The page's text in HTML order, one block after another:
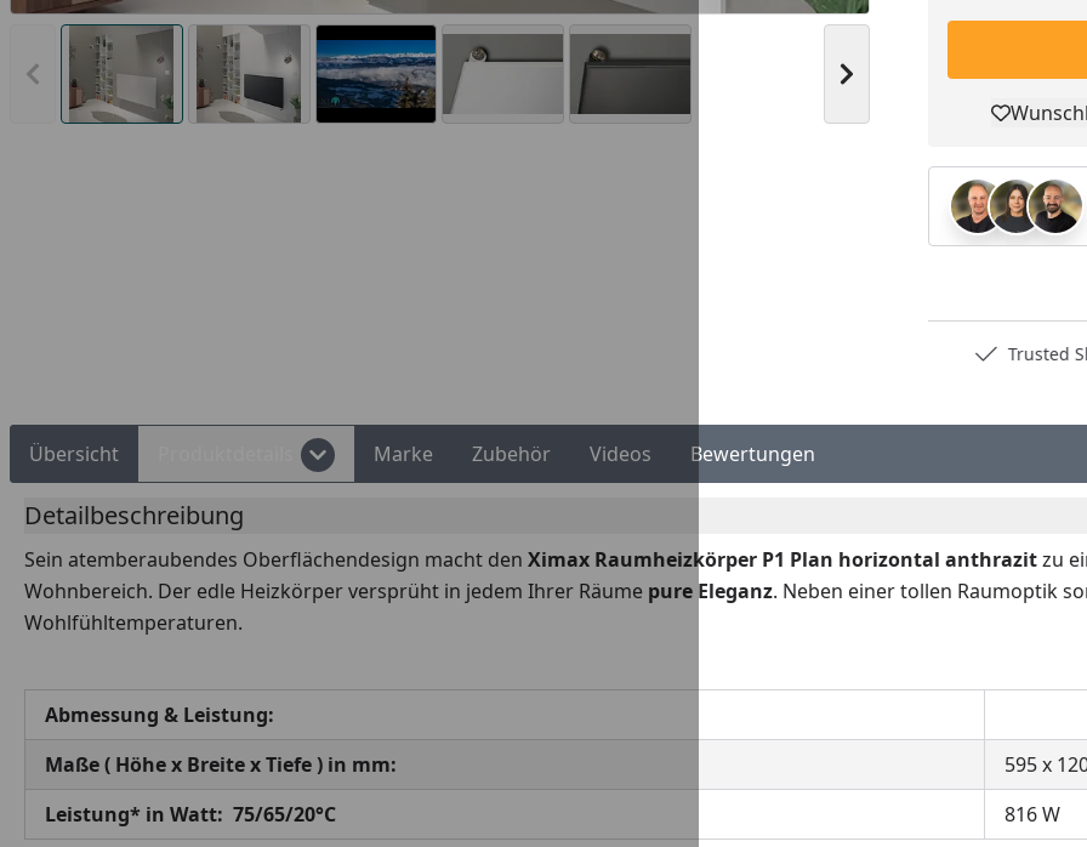
Vorheriges Bild anzeigen Nächstes Bild anzeigen
Trusted
Übersicht Marke Zubehör Videos Bewertungen
Detailbeschreibung
Sein atemberaubendes Oberflächendesign macht den Ximax Raumheizkörper P1 Plan horizontal anthrazitzu
Wohnbereich. Der edle Heizkörper versprüht in jedem Ihrer Räume pure Eleganz. Neben einer tollen Raumoptik
Wohlfühltemperaturen.
Abmessung & Leistung:
Maße ( Höhe x Breite x Tiefe ) in mm:
595 x
Leistung* in Watt: 75/65/20°C 816 W